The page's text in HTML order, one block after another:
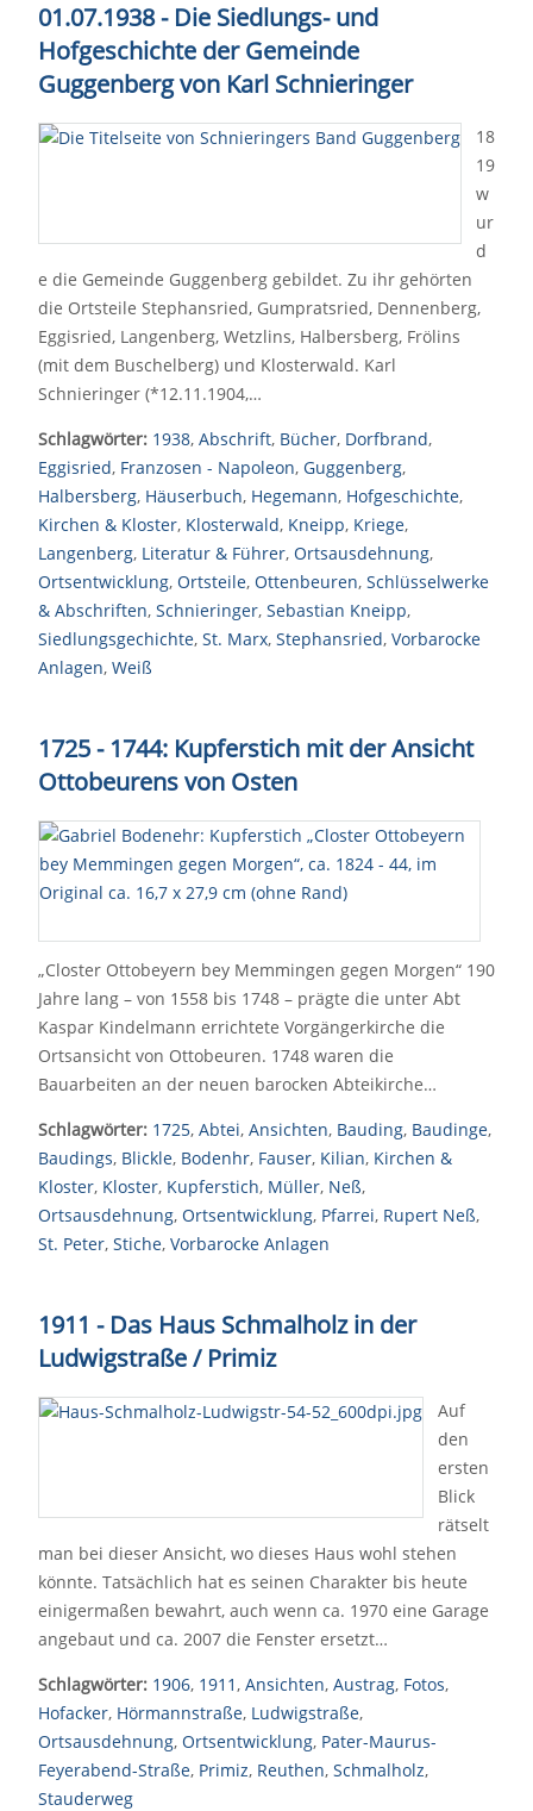
01.07.1938 - Die Siedlungs- und
Hofgeschichte der Gemeinde
Guggenberg von Karl Schnieringer
18
19
w
ur
d
e die Gemeinde Guggenberg gebildet. Zu ihr gehörten
die Ortsteile Stephansried, Gumpratsried, Dennenberg,
Eggisried, Langenberg, Wetzlins, Halbersberg, Frölins
(mit dem Buschelberg) und Klosterwald. Karl
Schnieringer (*12.11.1904,…
Schlagwörter: 1938, Abschrift, Bücher, Dorfbrand,
Eggisried, Franzosen - Napoleon, Guggenberg,
Halbersberg, Häuserbuch, Hegemann, Hofgeschichte,
Kirchen & Kloster, Klosterwald, Kneipp, Kriege,
Langenberg, Literatur & Führer, Ortsausdehnung,
Ortsentwicklung, Ortsteile, Ottenbeuren, Schlüsselwerke
& Abschriften, Schnieringer, Sebastian Kneipp,
Siedlungsgechichte, St. Marx, Stephansried, Vorbarocke
Anlagen, Weiß
1725 - 1744: Kupferstich mit der Ansicht
Ottobeurens von Osten
„Closter Ottobeyern bey Memmingen gegen Morgen“ 190
Jahre lang – von 1558 bis 1748 – prägte die unter Abt
Kaspar Kindelmann errichtete Vorgängerkirche die
Ortsansicht von Ottobeuren. 1748 waren die
Bauarbeiten an der neuen barocken Abteikirche…
Schlagwörter: 1725, Abtei, Ansichten, Bauding, Baudinge,
Baudings, Blickle, Bodenhr, Fauser, Kilian, Kirchen &
Kloster, Kloster, Kupferstich, Müller, Neß,
Ortsausdehnung, Ortsentwicklung, Pfarrei, Rupert Neß,
St. Peter, Stiche, Vorbarocke Anlagen
1911 - Das Haus Schmalholz in der
Ludwigstraße / Primiz
Auf
den
ersten
Blick
rätselt
man bei dieser Ansicht, wo dieses Haus wohl stehen
könnte. Tatsächlich hat es seinen Charakter bis heute
einigermaßen bewahrt, auch wenn ca. 1970 eine Garage
angebaut und ca. 2007 die Fenster ersetzt…
Schlagwörter: 1906, 1911, Ansichten, Austrag, Fotos,
Hofacker, Hörmannstraße, Ludwigstraße,
Ortsausdehnung, Ortsentwicklung, Pater-Maurus-
Feyerabend-Straße, Primiz, Reuthen, Schmalholz,
Stauderweg